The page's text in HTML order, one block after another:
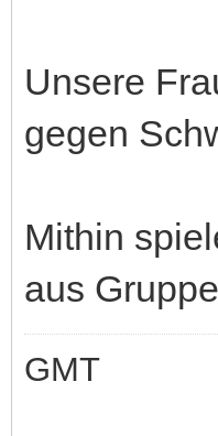
Unsere
gegen
Mithin
aus
GMT